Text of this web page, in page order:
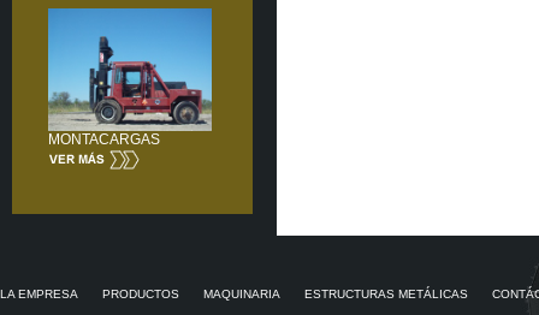
MONTACARGAS
LA EMPRESA PRODUCTOS MAQUINARIA ESTRUCTURAS METÁLICAS